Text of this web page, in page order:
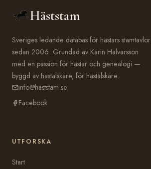
Häststam
Sveriges ledande databas för hästars stamtavlor
sedan 2006. Grundad av Karin Halvarsson
med en passion för hästar och genealogi —
byggd av hästälskare, för hästälskare.
info@haststam.se
Facebook
UTFORSKA
Start